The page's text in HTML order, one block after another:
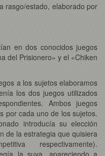
rasgo/estado, elaborado por
en dos conocidos juegos
del Prisionero» y el «Chiken
a los sujetos elaboramos
los dos juegos utilizados
Ambos juegos
por cada uno de los sujetos.
introducía su elección
de la estrategia que quisiera
respectivamente).
la suya, apareciendo a